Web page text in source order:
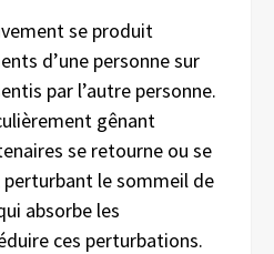
se produit
d’une personne sur
par l’autre personne.
gênant
se retourne ou se
le sommeil de
absorbe les
ces perturbations.